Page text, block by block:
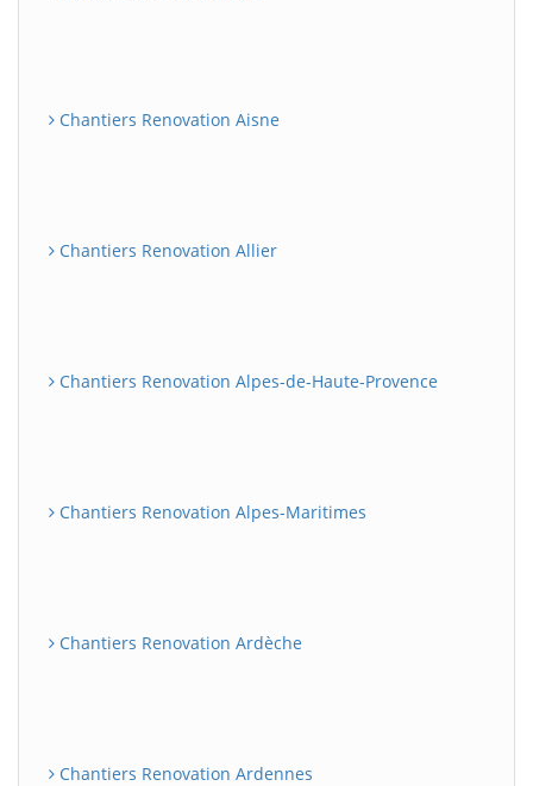
Chantiers Renovation Aisne
Chantiers Renovation Allier
Chantiers Renovation Alpes-de-Haute-Provence
Chantiers Renovation Alpes-Maritimes
Chantiers Renovation Ardèche
Chantiers Renovation Ardennes